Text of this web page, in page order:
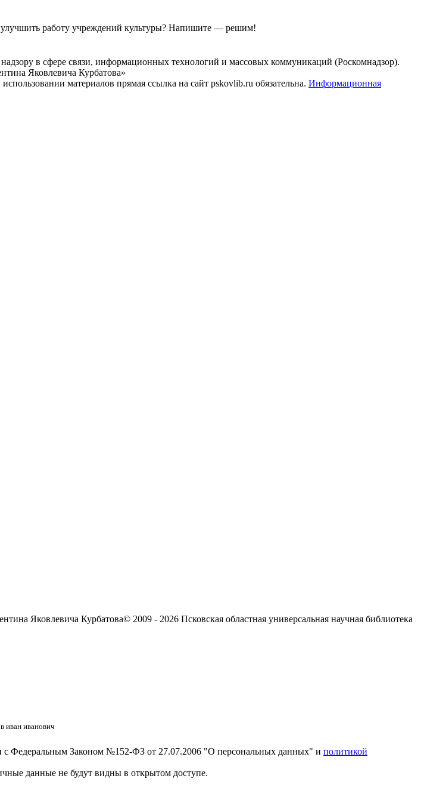
работу учреждений культуры? Напишите — решим!
в сфере связи, информационных технологий и массовых коммуникаций (Роскомнадзор).
Яковлевича Курбатова»
материалов прямая ссылка на сайт pskovlib.ru обязательна. Информационная
Яковлевича Курбатова© 2009 - 2026 Псковская областная универсальная научная библиотека
иван иванович
с Федеральным Законом №152-ФЗ от 27.07.2006 "О персональных данных" и политикой
данные не будут видны в открытом доступе.